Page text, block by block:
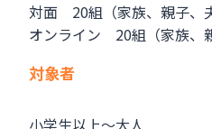
対面 20組（家族、親子、
オンライン 20組（家族、
対象者
小学生以上～大人